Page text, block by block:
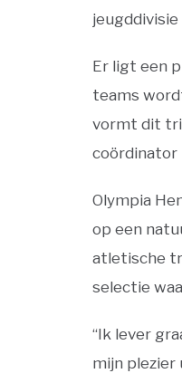
jeugddivisie
Er ligt een
teams
vormt dit
coördinator
Olympia
op een
atletische
selectie
“Ik lever
mijn plezier